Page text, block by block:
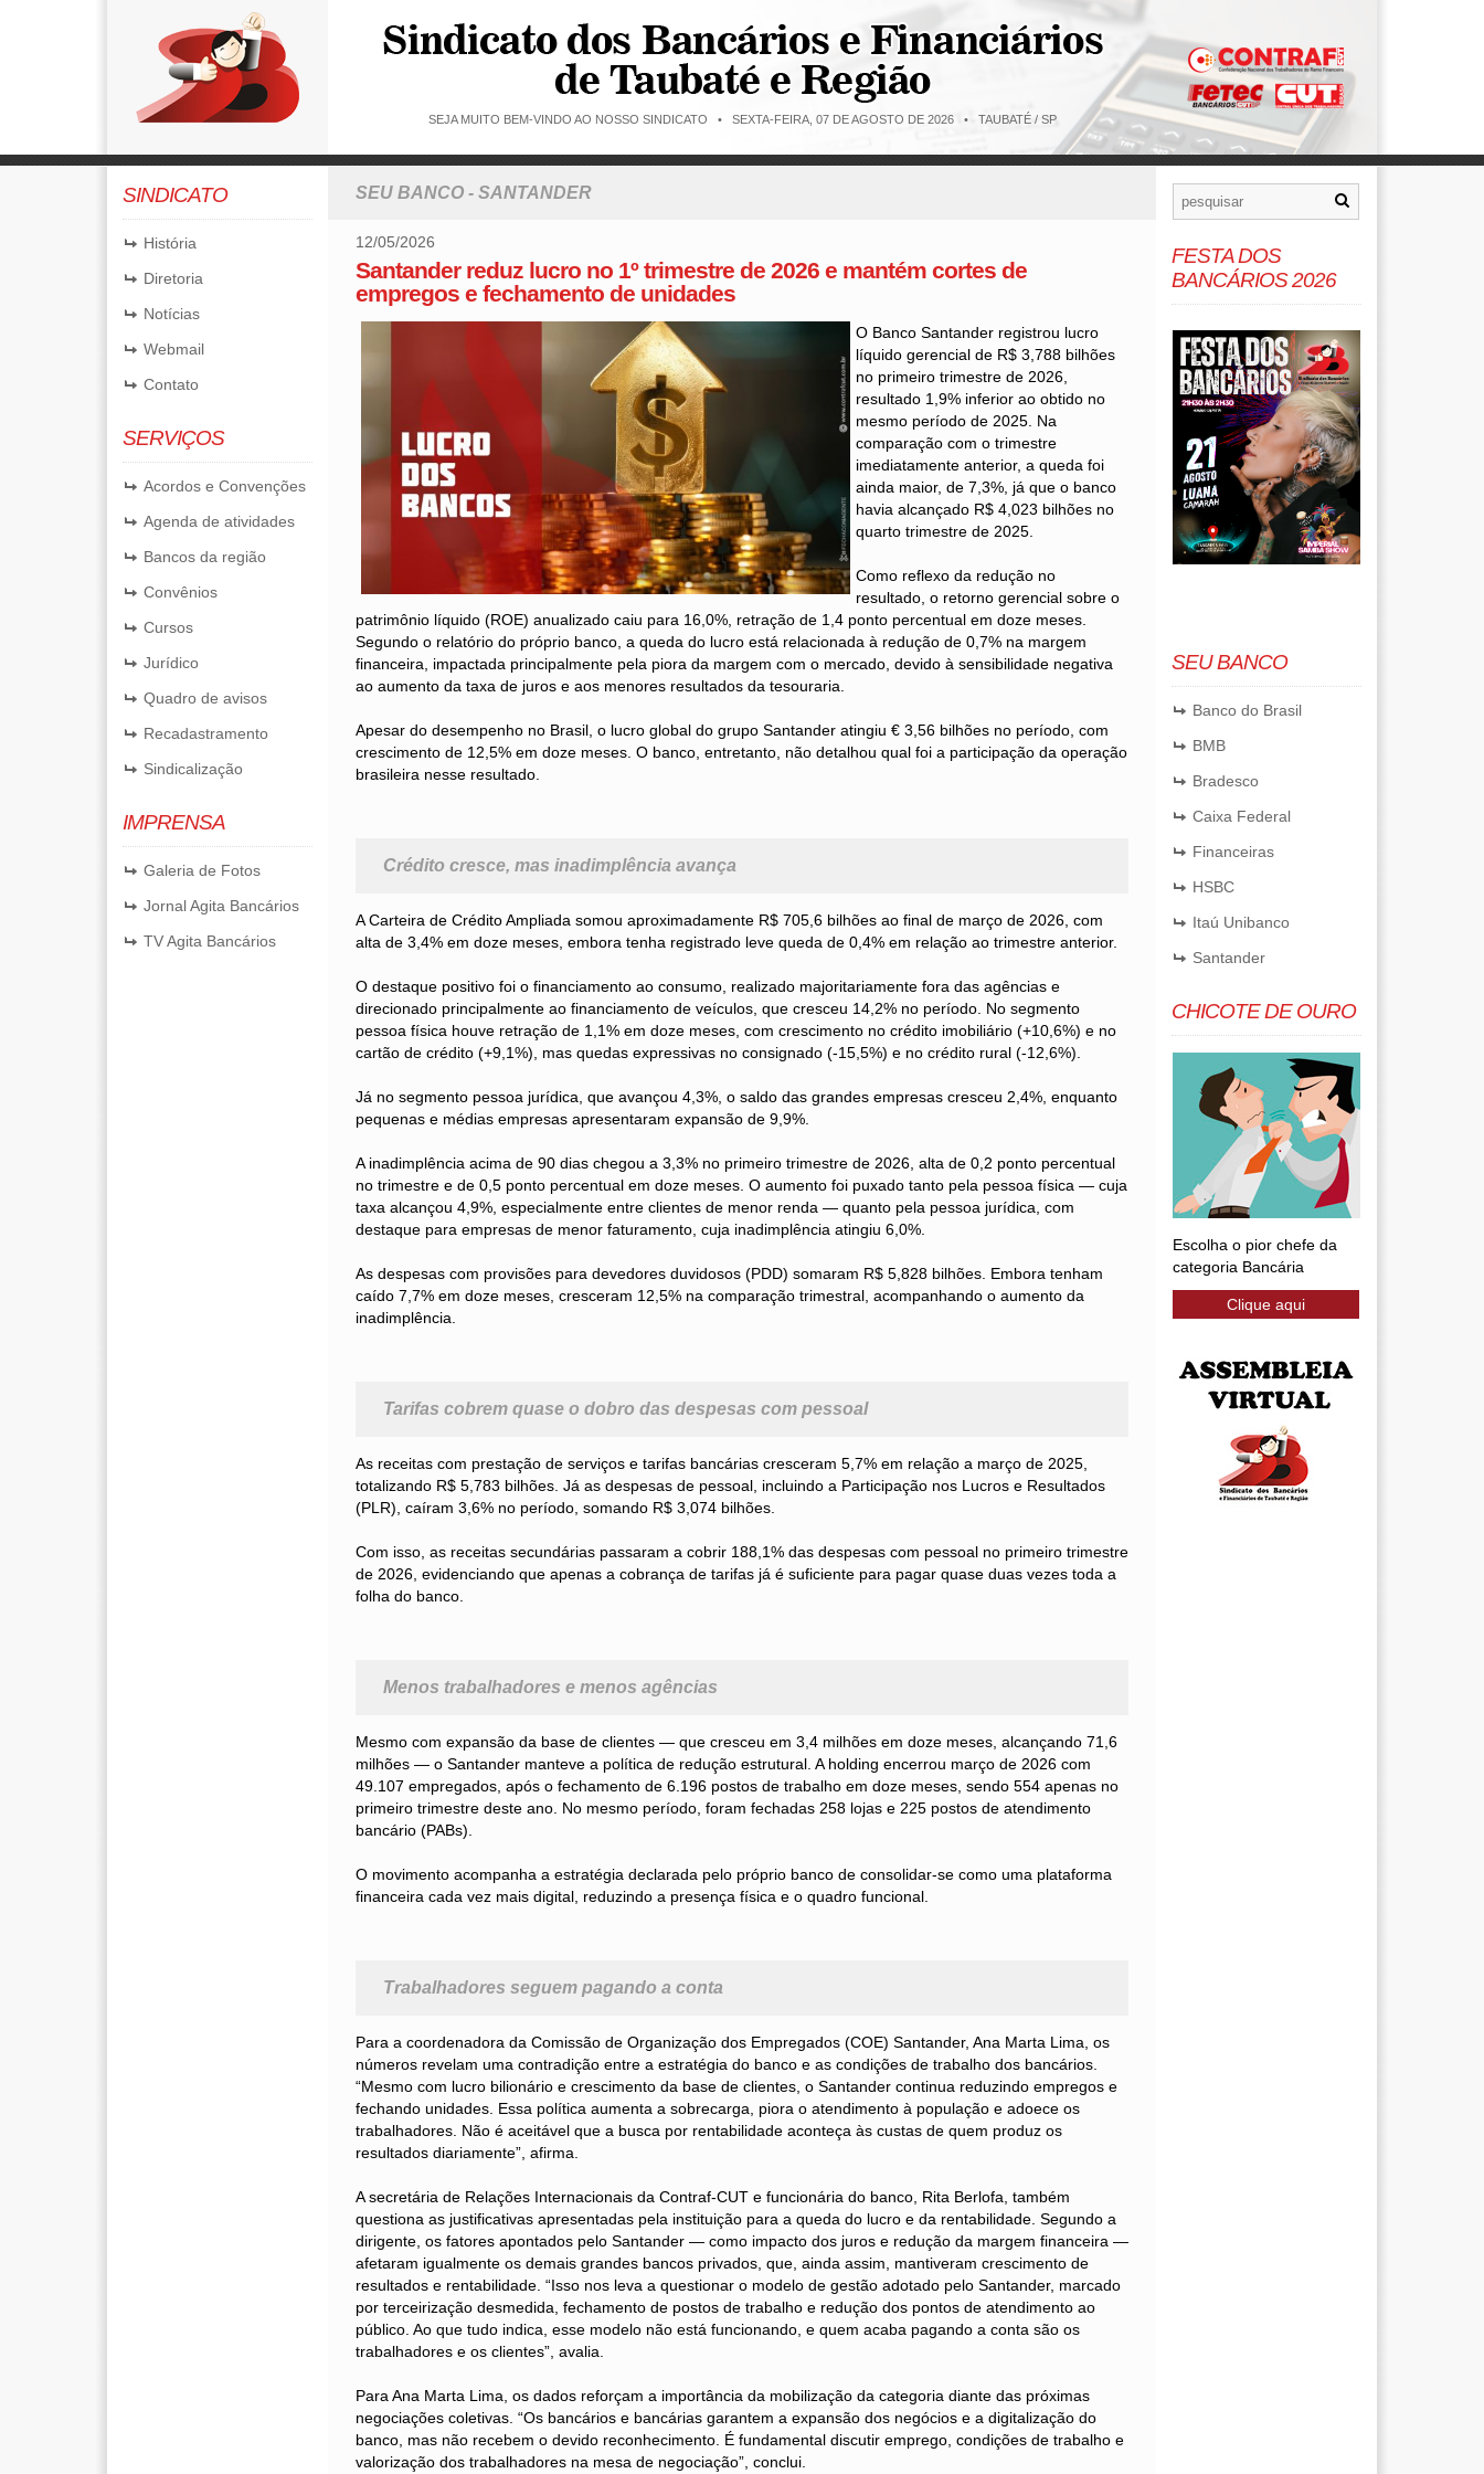
SEJA MUITO BEM-VINDO AO NOSSO SINDICATO • SEXTA-FEIRA, 07 DE AGOSTO DE 2026 • TAUBATÉ / SP
SINDICATO
História
Diretoria
Notícias
Webmail
Contato
SERVIÇOS
Acordos e Convenções
Agenda de atividades
Bancos da região
Convênios
Cursos
Jurídico
Quadro de avisos
Recadastramento
Sindicalização
IMPRENSA
Galeria de Fotos
Jornal Agita Bancários
TV Agita Bancários
SEU BANCO - SANTANDER
12/05/2026
Santander reduz lucro no 1º trimestre de 2026 e mantém cortes de
empregos e fechamento de unidades
O Banco Santander registrou lucro
líquido gerencial de R$ 3,788 bilhões
no primeiro trimestre de 2026,
resultado 1,9% inferior ao obtido no
mesmo período de 2025. Na
comparação com o trimestre
imediatamente anterior, a queda foi
ainda maior, de 7,3%, já que o banco
havia alcançado R$ 4,023 bilhões no
quarto trimestre de 2025.
Como reflexo da redução no
resultado, o retorno gerencial sobre o
patrimônio líquido (ROE) anualizado caiu para 16,0%, retração de 1,4 ponto percentual em doze meses.
Segundo o relatório do próprio banco, a queda do lucro está relacionada à redução de 0,7% na margem
financeira, impactada principalmente pela piora da margem com o mercado, devido à sensibilidade negativa
ao aumento da taxa de juros e aos menores resultados da tesouraria.
Apesar do desempenho no Brasil, o lucro global do grupo Santander atingiu € 3,56 bilhões no período, com
crescimento de 12,5% em doze meses. O banco, entretanto, não detalhou qual foi a participação da operação
brasileira nesse resultado.
Crédito cresce, mas inadimplência avança
A Carteira de Crédito Ampliada somou aproximadamente R$ 705,6 bilhões ao final de março de 2026, com
alta de 3,4% em doze meses, embora tenha registrado leve queda de 0,4% em relação ao trimestre anterior.
O destaque positivo foi o financiamento ao consumo, realizado majoritariamente fora das agências e
direcionado principalmente ao financiamento de veículos, que cresceu 14,2% no período. No segmento
pessoa física houve retração de 1,1% em doze meses, com crescimento no crédito imobiliário (+10,6%) e no
cartão de crédito (+9,1%), mas quedas expressivas no consignado (-15,5%) e no crédito rural (-12,6%).
Já no segmento pessoa jurídica, que avançou 4,3%, o saldo das grandes empresas cresceu 2,4%, enquanto
pequenas e médias empresas apresentaram expansão de 9,9%.
A inadimplência acima de 90 dias chegou a 3,3% no primeiro trimestre de 2026, alta de 0,2 ponto percentual
no trimestre e de 0,5 ponto percentual em doze meses. O aumento foi puxado tanto pela pessoa física — cuja
taxa alcançou 4,9%, especialmente entre clientes de menor renda — quanto pela pessoa jurídica, com
destaque para empresas de menor faturamento, cuja inadimplência atingiu 6,0%.
As despesas com provisões para devedores duvidosos (PDD) somaram R$ 5,828 bilhões. Embora tenham
caído 7,7% em doze meses, cresceram 12,5% na comparação trimestral, acompanhando o aumento da
inadimplência.
Tarifas cobrem quase o dobro das despesas com pessoal
As receitas com prestação de serviços e tarifas bancárias cresceram 5,7% em relação a março de 2025,
totalizando R$ 5,783 bilhões. Já as despesas de pessoal, incluindo a Participação nos Lucros e Resultados
(PLR), caíram 3,6% no período, somando R$ 3,074 bilhões.
Com isso, as receitas secundárias passaram a cobrir 188,1% das despesas com pessoal no primeiro trimestre
de 2026, evidenciando que apenas a cobrança de tarifas já é suficiente para pagar quase duas vezes toda a
folha do banco.
Menos trabalhadores e menos agências
Mesmo com expansão da base de clientes — que cresceu em 3,4 milhões em doze meses, alcançando 71,6
milhões — o Santander manteve a política de redução estrutural. A holding encerrou março de 2026 com
49.107 empregados, após o fechamento de 6.196 postos de trabalho em doze meses, sendo 554 apenas no
primeiro trimestre deste ano. No mesmo período, foram fechadas 258 lojas e 225 postos de atendimento
bancário (PABs).
O movimento acompanha a estratégia declarada pelo próprio banco de consolidar-se como uma plataforma
financeira cada vez mais digital, reduzindo a presença física e o quadro funcional.
Trabalhadores seguem pagando a conta
Para a coordenadora da Comissão de Organização dos Empregados (COE) Santander, Ana Marta Lima, os
números revelam uma contradição entre a estratégia do banco e as condições de trabalho dos bancários.
“Mesmo com lucro bilionário e crescimento da base de clientes, o Santander continua reduzindo empregos e
fechando unidades. Essa política aumenta a sobrecarga, piora o atendimento à população e adoece os
trabalhadores. Não é aceitável que a busca por rentabilidade aconteça às custas de quem produz os
resultados diariamente”, afirma.
A secretária de Relações Internacionais da Contraf-CUT e funcionária do banco, Rita Berlofa, também
questiona as justificativas apresentadas pela instituição para a queda do lucro e da rentabilidade. Segundo a
dirigente, os fatores apontados pelo Santander — como impacto dos juros e redução da margem financeira —
afetaram igualmente os demais grandes bancos privados, que, ainda assim, mantiveram crescimento de
resultados e rentabilidade. “Isso nos leva a questionar o modelo de gestão adotado pelo Santander, marcado
por terceirização desmedida, fechamento de postos de trabalho e redução dos pontos de atendimento ao
público. Ao que tudo indica, esse modelo não está funcionando, e quem acaba pagando a conta são os
trabalhadores e os clientes”, avalia.
Para Ana Marta Lima, os dados reforçam a importância da mobilização da categoria diante das próximas
negociações coletivas. “Os bancários e bancárias garantem a expansão dos negócios e a digitalização do
banco, mas não recebem o devido reconhecimento. É fundamental discutir emprego, condições de trabalho e
valorização dos trabalhadores na mesa de negociação”, conclui.
FESTA DOS
BANCÁRIOS 2026
SEU BANCO
Banco do Brasil
BMB
Bradesco
Caixa Federal
Financeiras
HSBC
Itaú Unibanco
Santander
CHICOTE DE OURO
Escolha o pior chefe da
categoria Bancária
Clique aqui